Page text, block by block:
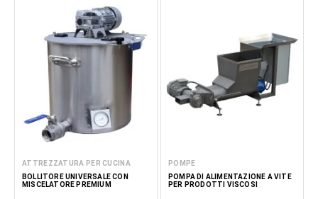
ATTREZZATURA PER CUCINA
BOLLITORE UNIVERSALE CON
MISCELATORE PREMIUM
POMPE
POMPA DI ALIMENTAZIONE A VITE
PER PRODOTTI VISCOSI